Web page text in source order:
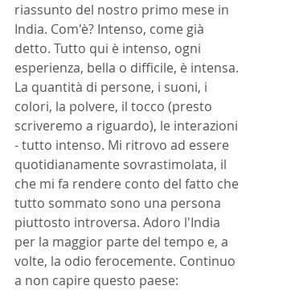
riassunto del nostro primo mese in
India. Com'è? Intenso, come già
detto. Tutto qui è intenso, ogni
esperienza, bella o difficile, è intensa.
La quantità di persone, i suoni, i
colori, la polvere, il tocco (presto
scriveremo a riguardo), le interazioni
- tutto intenso. Mi ritrovo ad essere
quotidianamente sovrastimolata, il
che mi fa rendere conto del fatto che
tutto sommato sono una persona
piuttosto introversa. Adoro l'India
per la maggior parte del tempo e, a
volte, la odio ferocemente. Continuo
a non capire questo paese: